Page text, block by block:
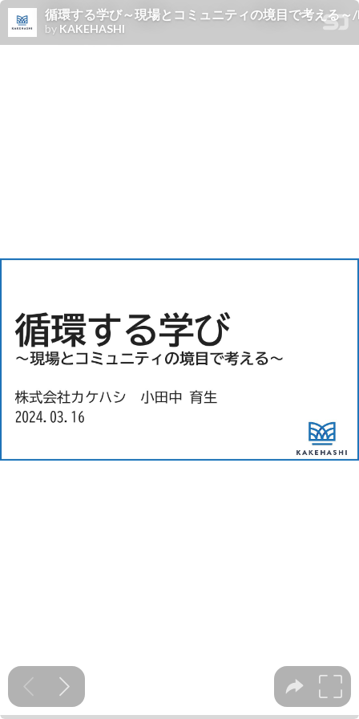
循環する学び～現場とコミュニティの境目で考える
by KAKEHASHI